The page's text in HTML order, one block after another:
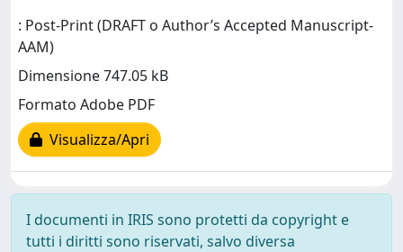
: Post-Print (DRAFT o Author’s Accepted Manuscript-
AAM)
Dimensione 747.05 kB
Formato Adobe PDF
Visualizza/Apri
I documenti in IRIS sono protetti da copyright e
tutti i diritti sono riservati, salvo diversa